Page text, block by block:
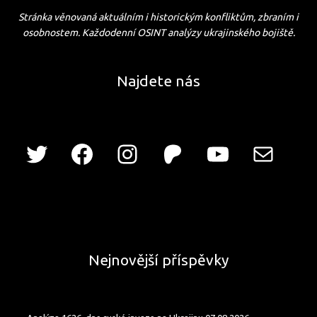
Stránka věnovaná aktuálním i historickým konfliktům, zbraním i
osobnostem. Každodenní OSINT analýzy ukrajinského bojiště.
Najdete nás
Nejnovější příspěvky